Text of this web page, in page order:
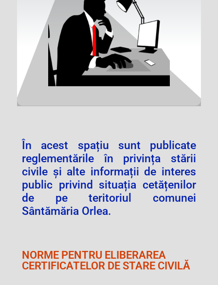
În acest spațiu sunt publicate
reglementările în privința stării
civile și alte informații de interes
public privind situația cetățenilor
de pe teritoriul comunei
Sântămăria Orlea.
NORME PENTRU ELIBERAREA
CERTIFICATELOR DE STARE CIVILĂ